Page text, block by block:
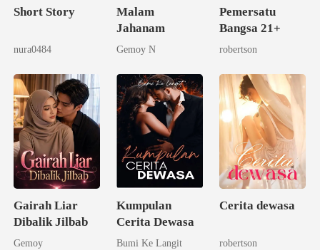
Short Story
nura0484
Malam
Jahanam
Gemoy N
Pemersatu
Bangsa 21+
robertson
Gairah Liar
Dibalik Jilbab
Gemoy
Kumpulan
Cerita Dewasa
Bumi Ke Langit
Cerita dewasa
robertson